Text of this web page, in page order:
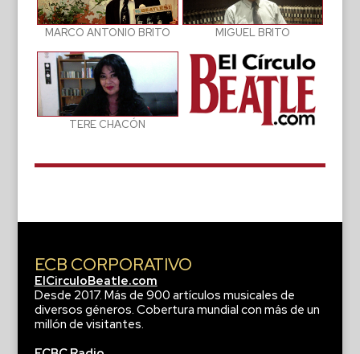
MARCO ANTONIO BRITO MIGUEL BRITO
TERE CHACÓN
ECB CORPORATIVO
ElCirculoBeatle.com
Desde 2017. Más de 900 artículos musicales de
diversos géneros. Cobertura mundial con más de un
millón de visitantes.